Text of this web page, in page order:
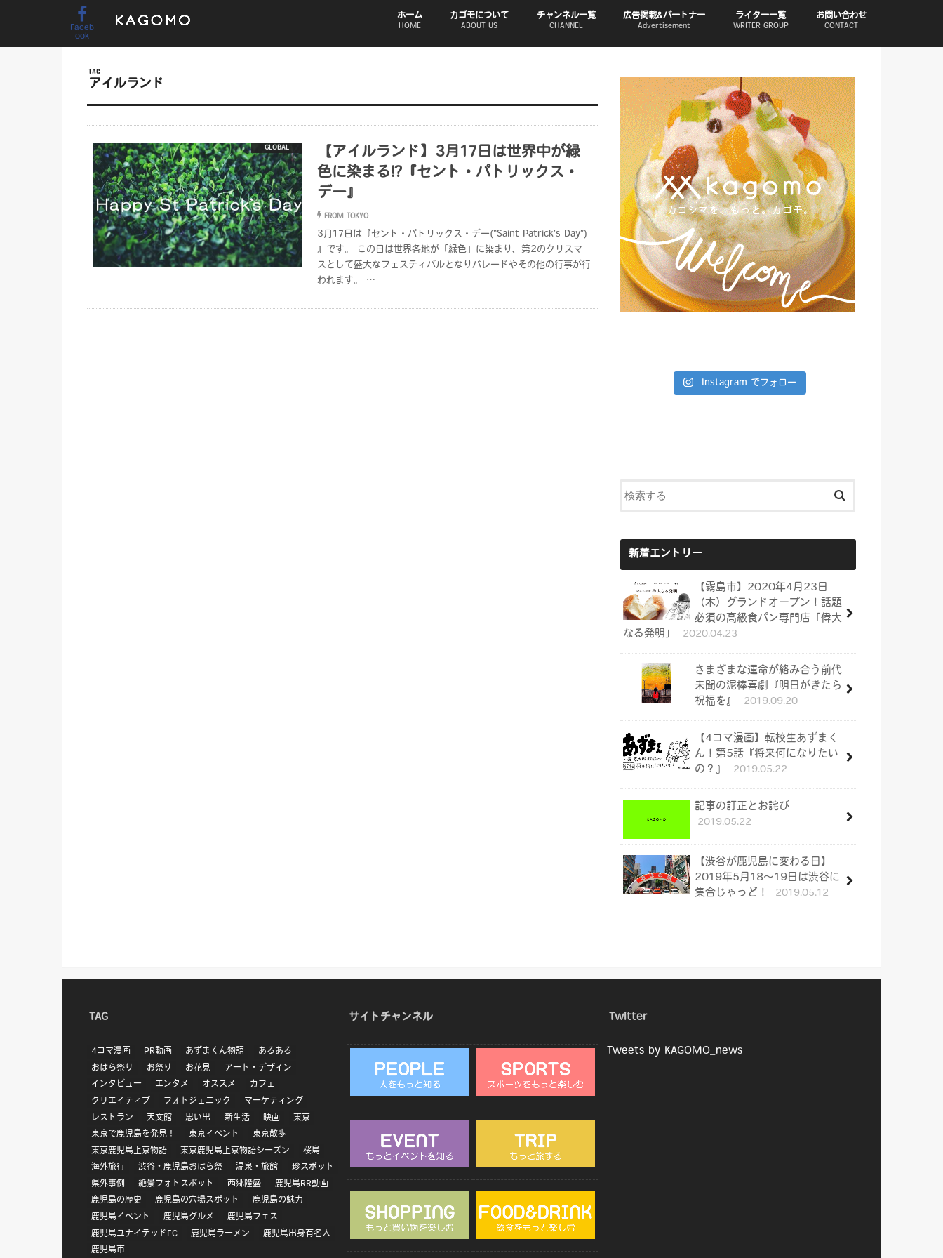
Faceb
ook
ホーム
HOME
カゴモについて
ABOUT US
チャンネル一覧
CHANNEL
広告掲載&パートナー
Advertisement
ライター一覧
WRITER GROUP
お問い合わせ
CONTACT
TAG
アイルランド
GLOBAL
【アイルランド】3月17日は世界中が緑
色に染まる!?『セント・パトリックス・
デー』
FROM TOKYO
3月17日は『セント・パトリックス・デー(“Saint Patrick’s Day”)
』です。 この日は世界各地が「緑色」に染まり、第2のクリスマ
スとして盛大なフェスティバルとなりパレードやその他の行事が行
われます。 …
Instagram でフォロー
新着エントリー
【霧島市】2020年4月23日
（木）グランドオープン！話題
必須の高級食パン専門店「偉大
なる発明」
2020.04.23
さまざまな運命が絡み合う前代
未聞の泥棒喜劇『明日がきたら
祝福を』
2019.09.20
【4コマ漫画】転校生あずまく
ん！第5話『将来何になりたい
の？』
2019.05.22
記事の訂正とお詫び
2019.05.22
【渋谷が鹿児島に変わる日】
2019年5月18〜19日は渋谷に
集合じゃっど！
2019.05.12
TAG
4コマ漫画 PR動画 あずまくん物語
あるある
おはら祭り
お祭り お花見
アート・デザイン
インタビュー
エンタメ オススメ
カフェ
クリエイティブ
フォトジェニック
マーケティング
レストラン
天文館 思い出 新生活 映画
東京
東京で鹿児島を発見！
東京イベント
東京散歩
東京鹿児島上京物語
東京鹿児島上京物語シーズン
桜島
海外旅行
渋谷・鹿児島おはら祭 温泉・旅館
珍スポット
県外事例
絶景フォトスポット 西郷隆盛
鹿児島RR動画
鹿児島の歴史
鹿児島の穴場スポット
鹿児島の魅力
鹿児島イベント
鹿児島グルメ
鹿児島フェス
鹿児島ユナイテッドFC
鹿児島ラーメン
鹿児島出身有名人
鹿児島市
サイトチャンネル Twitter
Tweets by KAGOMO_news